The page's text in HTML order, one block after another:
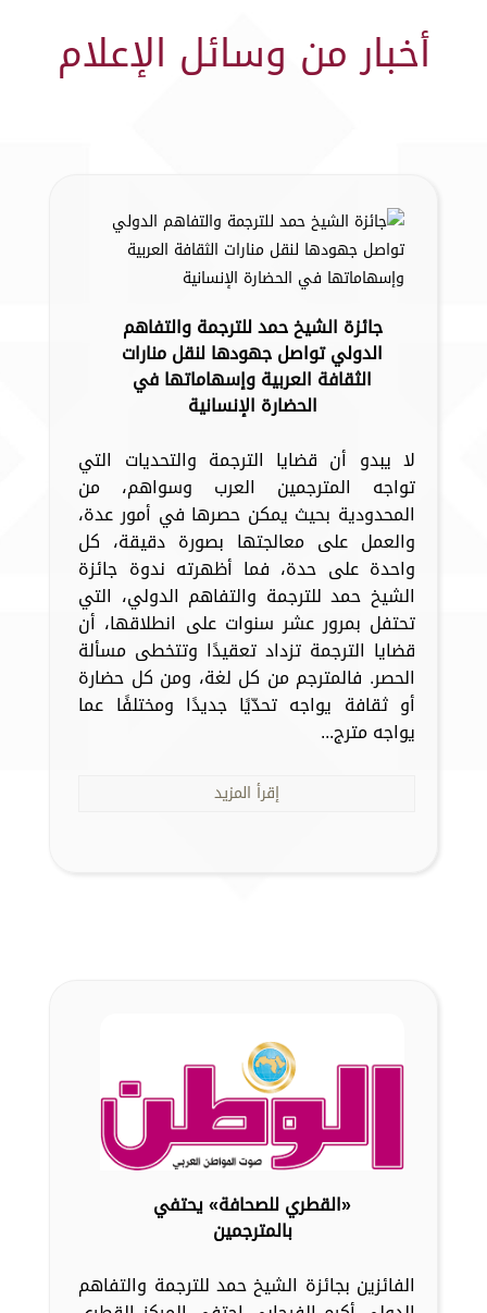
أخبار من وسائل الإعلام
جائزة الشيخ حمد للترجمة والتفاهم
الدولي تواصل جهودها لنقل منارات
الثقافة العربية وإسهاماتها في
الحضارة الإنسانية
لا يبدو أن قضايا الترجمة والتحديات التي
تواجه المترجمين العرب وسواهم، من
المحدودية بحيث يمكن حصرها في أمور عدة،
والعمل على معالجتها بصورة دقيقة، كل
واحدة على حدة، فما أظهرته ندوة جائزة
الشيخ حمد للترجمة والتفاهم الدولي، التي
تحتفل بمرور عشر سنوات على انطلاقها، أن
قضايا الترجمة تزداد تعقيدًا وتتخطى مسألة
الحصر. فالمترجم من كل لغة، ومن كل حضارة
أو ثقافة يواجه تحدّيًا جديدًا ومختلفًا عما
يواجه مترج...
إقرأ المزيد
«القطري للصحافة» يحتفي
بالمترجمين
الفائزين بجائزة الشيخ حمد للترجمة والتفاهم